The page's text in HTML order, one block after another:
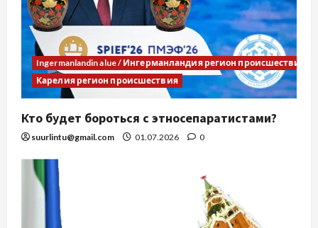
Ingermanlandin alue / Ингерманландия регион происшествия
Карелия регион происшествия
Кто будет бороться с этносепаратистами?
suurlintu@gmail.com 01.07.2026 0